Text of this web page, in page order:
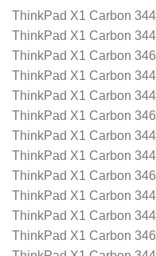
ThinkPad X1 Carbon
ThinkPad X1 Carbon
ThinkPad X1 Carbon
ThinkPad X1 Carbon
ThinkPad X1 Carbon
ThinkPad X1 Carbon
ThinkPad X1 Carbon
ThinkPad X1 Carbon
ThinkPad X1 Carbon
ThinkPad X1 Carbon
ThinkPad X1 Carbon
ThinkPad X1 Carbon